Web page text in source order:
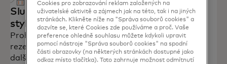
Služby Mastercard pro cestování a životní
styl
Prohlédněte si exkluzivní výhody Mastercard,
rezervujte si cestování, získejte upgrade hotelů a
další.
Cookies pro zobrazování reklam založených na
uživatelské aktivitě a zájmech jak na této, tak i na jiných
stránkách. Klikněte níže na "Správa souborů cookies" a
dozvíte se, které Cookies zde používáme a proč. Vaše
preference ohledně souhlasu můžete kdykoli upravit
pomocí nástroje "Správa souborů cookies" na spodní
části obrazovky (na některých stránkách dostupné jako
odkaz místo tlačítka). Toto zahrnuje možnost odmítnutí